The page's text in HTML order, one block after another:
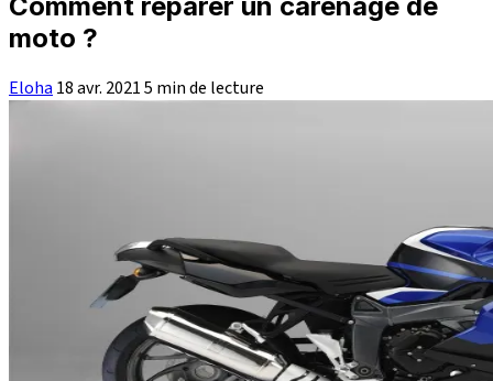
moto ?
Eloha 18 avr. 20215 min de lecture